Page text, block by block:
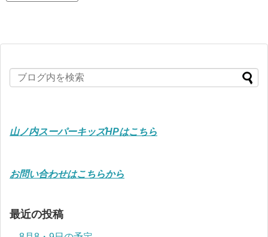
山ノ内スーパーキッズHPはこちら
お問い合わせはこちらから
最近の投稿